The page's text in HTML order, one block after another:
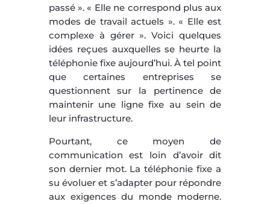
passé ». « Elle ne correspond plus aux
modes de travail actuels ». « Elle est
complexe à gérer ». Voici quelques
idées reçues auxquelles se heurte la
téléphonie fixe aujourd’hui. À tel point
que certaines entreprises se
questionnent sur la pertinence de
maintenir une ligne fixe au sein de
leur infrastructure.
Pourtant, ce moyen de
communication est loin d’avoir dit
son dernier mot. La téléphonie fixe a
su évoluer et s’adapter pour répondre
aux exigences du monde moderne.